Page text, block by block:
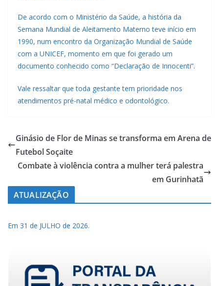
De acordo com o Ministério da Saúde, a história da
Semana Mundial de Aleitamento Materno teve início em
1990, num encontro da Organização Mundial de Saúde
com a UNICEF, momento em que foi gerado um
documento conhecido como “Declaração de Innocenti”.
Vale ressaltar que toda gestante tem prioridade nos
atendimentos pré-natal médico e odontológico.
Ginásio de Flor de Minas se transforma em Arena de
Futebol Soçaite
Combate à violência contra a mulher terá palestra
em Gurinhatã
ATUALIZAÇÃO
Em 31 de JULHO de 2026.